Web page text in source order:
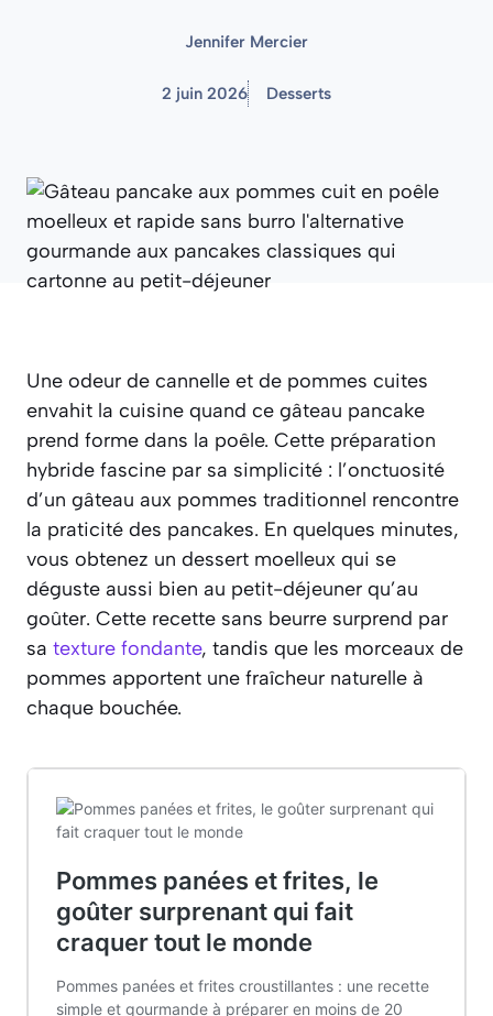
Jennifer Mercier
2 juin 2026 Desserts
Une odeur de cannelle et de pommes cuites
envahit la cuisine quand ce gâteau pancake
prend forme dans la poêle. Cette préparation
hybride fascine par sa simplicité : l’onctuosité
d’un gâteau aux pommes traditionnel rencontre
la praticité des pancakes. En quelques minutes,
vous obtenez un dessert moelleux qui se
déguste aussi bien au petit-déjeuner qu’au
goûter. Cette recette sans beurre surprend par
sa texture fondante, tandis que les morceaux de
pommes apportent une fraîcheur naturelle à
chaque bouchée.